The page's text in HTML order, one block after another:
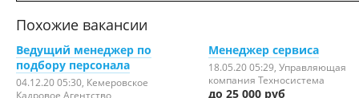
Похожие вакансии
Ведущий менеджер по
подбору персонала
04.12.20 05:30 , Кемеровское
Кадровое Агентство
Менеджер сервиса
18.05.20 05:29 , Управляющая
компания Техносистема
до 25 000 руб